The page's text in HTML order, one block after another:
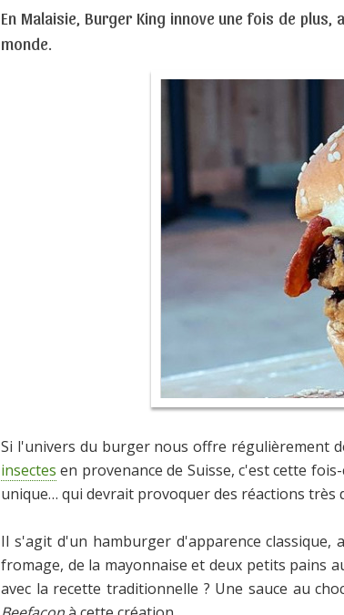
En Malaisie, Burger King innove une fois de
monde.
Si l'univers du burger nous offre régulièrement
insectes en provenance de Suisse, c'est cette
unique… qui devrait provoquer des réactions très
Il s'agit d'un hamburger d'apparence
fromage, de la mayonnaise et deux petits pains
avec la recette traditionnelle ? Une sauce au